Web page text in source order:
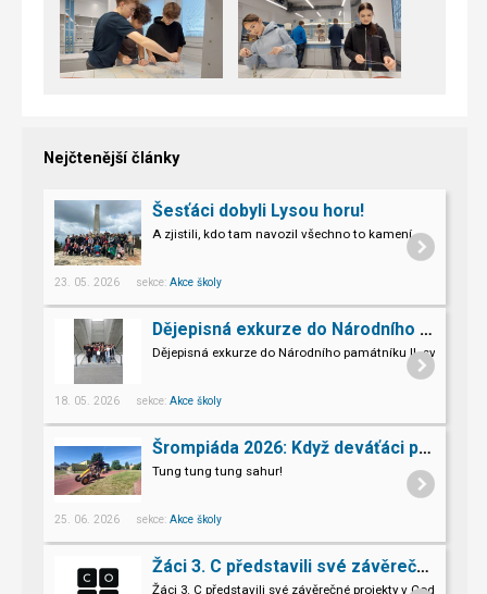
Nejčtenější články
Šesťáci dobyli Lysou horu!
A zjistili, kdo tam navozil všechno to kamení.
23. 05. 2026 sekce: Akce školy
Dějepisná exkurze do Národního památníku II. sv. války v Hrabyni
Dějepisná exkurze do Národního památníku II. světové
18. 05. 2026 sekce: Akce školy
Šrompiáda 2026: Když deváťáci převzali velení
Tung tung tung sahur!
25. 06. 2026 sekce: Akce školy
Žáci 3. C představili své závěrečné projekty v Code.org
Žáci 3. C představili své závěrečné projekty v Code.org